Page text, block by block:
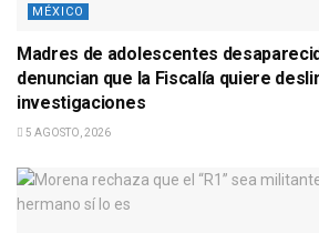
MÉXICO
Madres de adolescentes
denuncian que la Fiscalía quiere
investigaciones
5 AGOSTO, 2026